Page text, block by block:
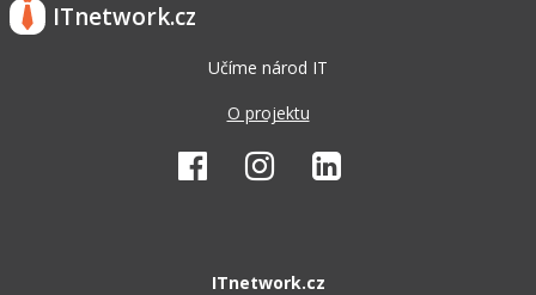
ITnetwork.cz
Učíme národ IT
O projektu
ITnetwork.cz